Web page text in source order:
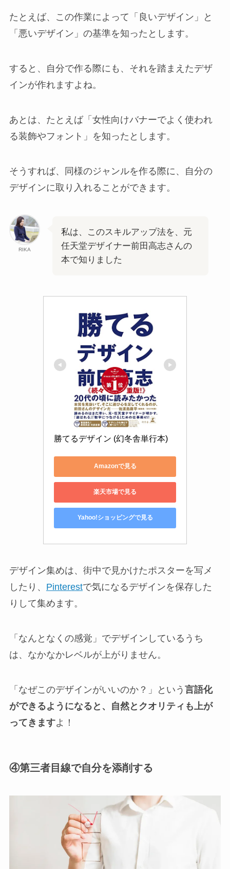
たとえば、この作業によって「良いデザイン」と
「悪いデザイン」の基準を知ったとします。
すると、自分で作る際にも、それを踏まえたデザ
インが作れますよね。
あとは、たとえば「女性向けバナーでよく使われ
る装飾やフォント」を知ったとします。
そうすれば、同様のジャンルを作る際に、自分の
デザインに取り入れることができます。
RIKA
私は、このスキルアップ法を、元
任天堂デザイナー前田高志さんの
本で知りました
勝てるデザイン (幻冬舎単行本)
Amazonで見る
楽天市場で見る
Yahoo!ショッピングで見る
デザイン集めは、街中で見かけたポスターを写メ
したり、 Pinterestで気になるデザインを保存した
りして集めます。
「なんとなくの感覚」でデザインしているうち
は、なかなかレベルが上がりません。
「なぜこのデザインがいいのか？」という 言語化
ができるようになると、自然とクオリティも上が
ってきますよ！
④第三者目線で自分を添削する